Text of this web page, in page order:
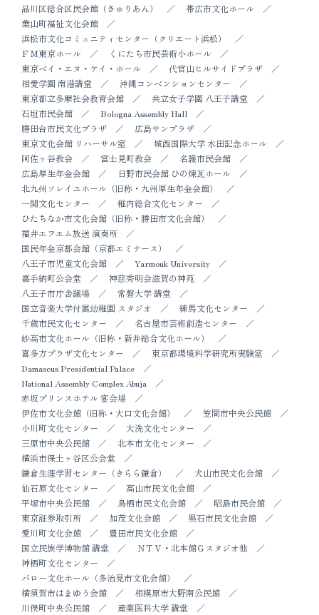
品川区総合区民会館（きゅりあん）
帯広市文化ホール
葉山町福祉文化会館
浜松市文化コミュニティセンター（クリエート浜松）
ＦＭ東京ホール
くにたち市民芸術小ホール
東京ベイ・エヌ・ケイ・ホール
代官山ヒルサイドプラザ
相愛学園 南港講堂
沖縄コンベンションセンター
東京都立多摩社会教育会館
共立女子学園 八王子講堂
石垣市民会館
Bologna Assembly Hall
勝田台市民文化プラザ
広島サンプラザ
東京文化会館 リハーサル室
城西国際大学 水田記念ホール
阿佐ヶ谷教会
富士見町教会
名護市民会館
広島厚生年金会館
日野市民会館 ひの煉瓦ホール
北九州ソレイユホール（旧称・九州厚生年金会館）
一関文化センター
稚内総合文化センター
ひたちなか市文化会館（旧称・勝田市文化会館）
福井エフエム放送 演奏所
国民年金京都会館（京都エミナース）
八王子市児童文化会館
Yarmouk University
嘉手納町公会堂
神慈秀明会滋賀の神苑
八王子市庁舎議場
常磐大学 講堂
国立音楽大学付属幼稚園 スタジオ
練馬文化センター
千歳市民文化センター
名古屋市芸術創造センター
妙高市文化ホール（旧称・新井総合文化ホール）
喜多方プラザ文化センター
東京都環境科学研究所実験室
Damascus Presidential Palace
National Assembly Complex Abuja
赤坂プリンスホテル 宴会場
伊佐市文化会館（旧称・大口文化会館）
笠間市中央公民館
小川町文化センター
大洗文化センター
三原市中央公民館
北本市文化センター
横浜市保土ヶ谷区公会堂
鎌倉生涯学習センター（きらら鎌倉）
犬山市民文化会館
仙石原文化センター
高山市民文化会館
平塚市中央公民館
鳥栖市民文化会館
昭島市民会館
東京証券取引所
加茂文化会館
黒石市民文化会館
愛川町文化会館
豊田市民文化会館
国立民族学博物館 講堂
ＮＴＶ・北本館Ｇスタジオ他
神栖町文化センター
バロー文化ホール（多治見市文化会館）
横須賀市はまゆう会館
相模原市大野南公民館
川俣町中央公民館
産業医科大学 講堂